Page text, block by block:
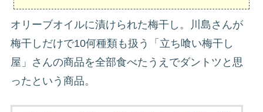
オリーブオイルに漬けられた梅干し。川島さんが
梅干しだけで10何種類も扱う「立ち喰い梅干し
屋」さんの商品を全部食べたうえでダントツと思
ったという商品。